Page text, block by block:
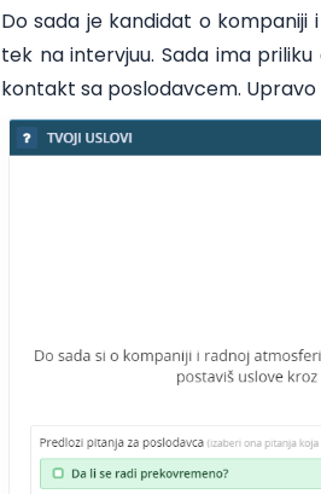
Do sada je kandidat o
tek na intervjuu. Sada ima priliku
kontakt sa poslodavcem.